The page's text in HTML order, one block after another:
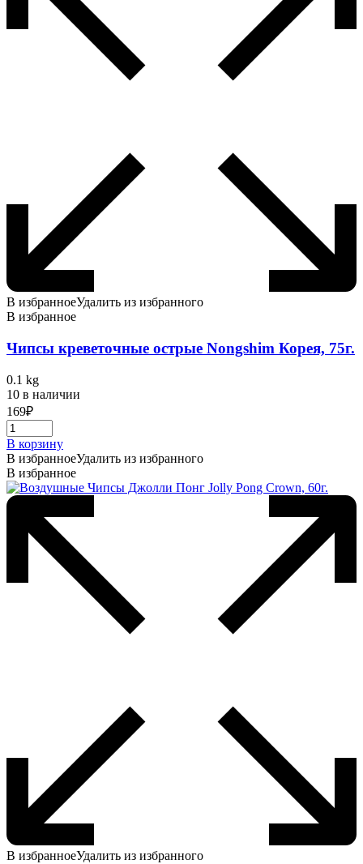
В избранноеУдалить из избранного
В избранное
Чипсы креветочные острые Nongshim Корея, 75г.
0.1 kg
10 в наличии
169₽
В корзину
В избранноеУдалить из избранного
В избранное
В избранноеУдалить из избранного